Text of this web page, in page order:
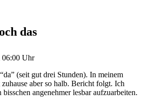
das
06:00 Uhr
(seit gut drei Stunden). In meinem
aber so halb. Bericht folgt. Ich
bisschen angenehmer lesbar aufzuarbeiten.